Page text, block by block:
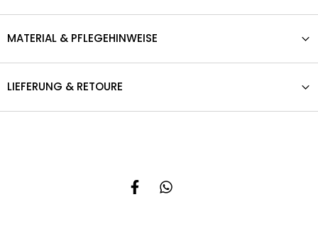
MATERIAL & PFLEGEHINWEISE
LIEFERUNG & RETOURE